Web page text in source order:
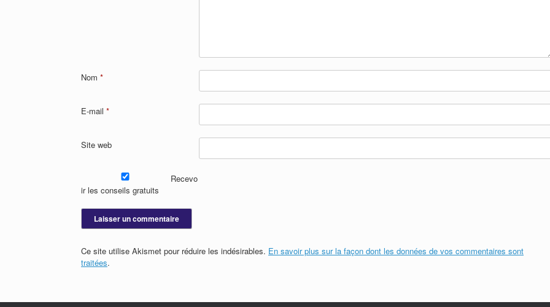
Nom *
E-mail *
Site web
Recevo
ir les conseils gratuits
Ce site utilise Akismet pour réduire les indésirables. En savoir plus sur la façon dont les données de vos commentaires sont
traitées.